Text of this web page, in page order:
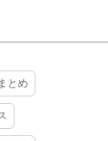
とめ